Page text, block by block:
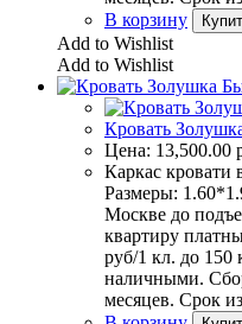
В корзину
Add to Wishlist
Add to Wishlist
Кровать
Цена: 13,500.00
Каркас кровати
Размеры:
Москве до
квартиру
руб/1 кл. до 150
наличными.
месяцев. Срок